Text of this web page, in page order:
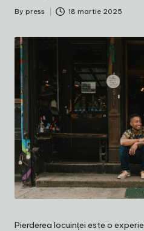
Posted
By press 18 martie 2025
Pierderea locuinței este o